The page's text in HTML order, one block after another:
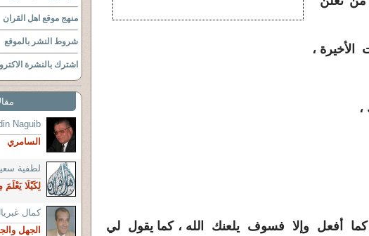
،
أفعل وإلا فسوف يلعنك الله ، كما يقول لي
منهج موقع اهل القران
شروط النشر بالموقع
اشترك بالنشرة
Naguib
السامري
لطفية
لِكَيْلَا
كمال
الجهل